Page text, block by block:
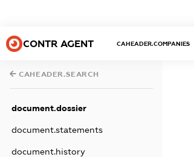
CONTR AGENT CAHEADER.COMPANIES
CAHEADER.SEARCH
document.dossier
document.statements
document.history